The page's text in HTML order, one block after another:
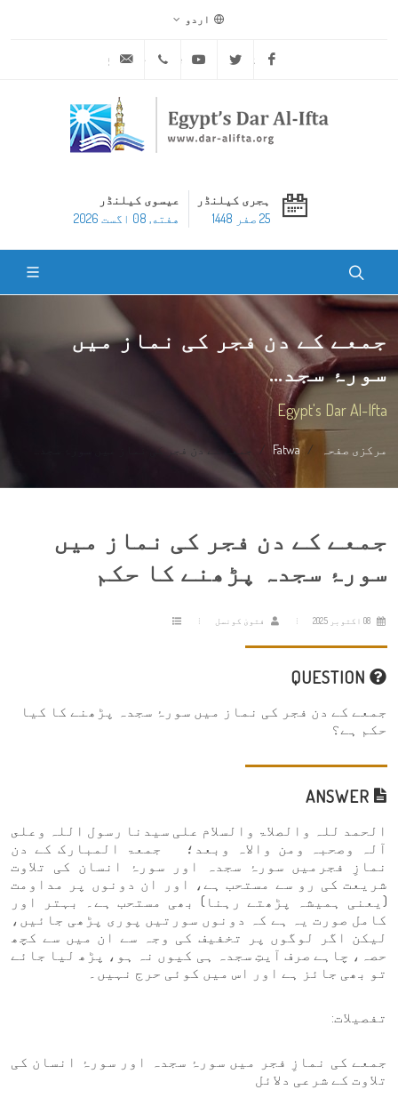
اردو
Facebook
Twitter
Youtube
ہجری کیلنڈر
25 صفر 1448
عیسوی کیلنڈر
هفته, 08 اگست 2026
جمعے کے دن فجر کی نماز میں
سورۂ سجد...
Egypt's Dar Al-Ifta
مرکزی صفحہ Fatwa جمعے کے دن فجر کی نماز میں سورۂ سجد...
جمعے کے دن فجر کی نماز میں
سورۂ سجدہ پڑھنے کا حکم
فتویٰ کونسل
جمعے کے دن فجر کی نماز میں سورۂ سجدہ پڑھنے کا کیا
حکم ہے؟
الحمد للہ والصلاۃ والسلام علی سیدنا رسول اللہ وعلى
آلہ وصحبہ ومن والاہ وبعد؛ جمعۃ المبارک کے دن
نمازِ فجرمیں سورۂ سجدہ اور سورۂ انسان کی تلاوت
شریعت کی رو سے مستحب ہے، اور ان دونوں پر مداومت
(یعنی ہمیشہ پڑھتے رہنا) بھی مستحب ہے۔ بہتر اور
کامل صورت یہ ہے کہ دونوں سورتیں پوری پڑھی جائیں،
لیکن اگر لوگوں پر تخفیف کی وجہ سے ان میں سے کچھ
حصہ، چاہے صرف آیتِ سجدہ ہی کیوں نہ ہو، پڑھ لیا جائے
تو بھی جائز ہے اور اس میں کوئی حرج نہیں۔
تفصیلات:
جمعے کی نمازِ فجر میں سورۂ سجدہ اور سورۂ انسان کی
تلاوت کے شرعی دلائل